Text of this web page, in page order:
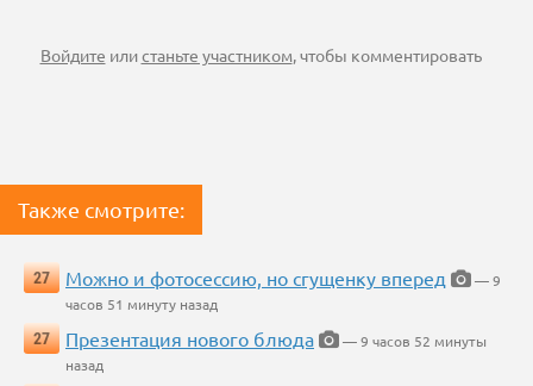
Войдите илистаньте участником, чтобы комментировать
Также смотрите:
27 Можно и фотосессию, но сгущенку вперед
— 9
часов 51 минуту назад
27
Презентация нового блюда
— 9 часов 52 минуты
назад